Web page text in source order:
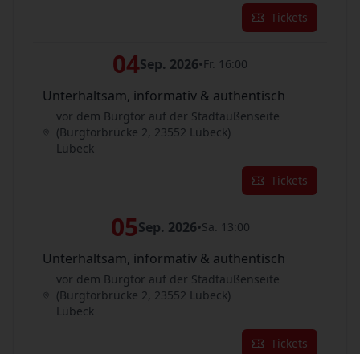
Tickets
04Sep. 2026•Fr. 16:00
Unterhaltsam, informativ & authentisch
vor dem Burgtor auf der Stadtaußenseite
(Burgtorbrücke 2, 23552 Lübeck)
Lübeck
Tickets
05Sep. 2026•Sa. 13:00
Unterhaltsam, informativ & authentisch
vor dem Burgtor auf der Stadtaußenseite
(Burgtorbrücke 2, 23552 Lübeck)
Lübeck
Tickets